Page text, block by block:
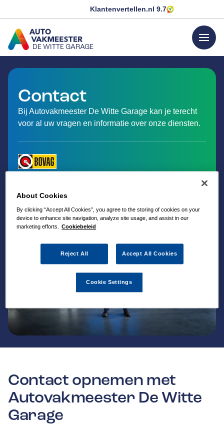
Klantenvertellen.nl 9.7
DE WITTE GARAGE
GA NAAR DE HOMEPAGINA
menu
Contact
Bij Autovakmeester De Witte Garage kan je terecht
voor al uw vragen en informatie over onze diensten.
Contact opnemen met
Autovakmeester De Witte
Garage
About Cookies
By clicking “Accept All Cookies”, you agree to the storing of cookies on your
device to enhance site navigation, analyze site usage, and assist in our
marketing efforts.
Cookiebeleid
Reject All Accept All Cookies
Cookie Settings